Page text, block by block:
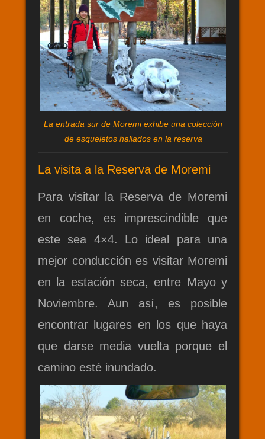
La entrada sur de Moremi exhibe una colección
de esqueletos hallados en la reserva
La visita a la Reserva de Moremi
Para visitar la Reserva de Moremi
en coche, es imprescindible que
este sea 4×4. Lo ideal para una
mejor conducción es visitar Moremi
en la estación seca, entre Mayo y
Noviembre. Aun así, es posible
encontrar lugares en los que haya
que darse media vuelta porque el
camino esté inundado.